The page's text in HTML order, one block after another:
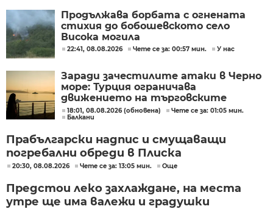
Продължава борбата с огнената
стихия до бобошевското село
Висока могила
22:41, 08.08.2026 Чете се за: 00:57 мин. У нас
Заради зачестилите атаки в Черно
море: Турция ограничава
движението на търговските
кораби
18:01, 08.08.2026 (обновена)
Чете се за: 01:05 мин.
Балкани
Прабългарски надпис и смущаващи
погребални обреди в Плиска
20:30, 08.08.2026 Чете се за: 13:05 мин. Още
Предстои леко захлаждане, на места
утре ще има валежи и градушки